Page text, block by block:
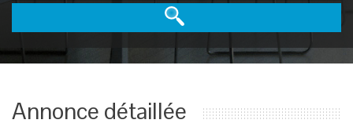
Annonce détaillée